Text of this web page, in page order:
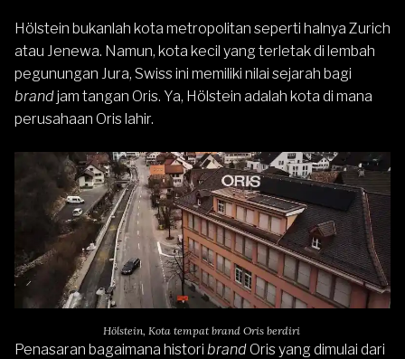
Hölstein bukanlah kota metropolitan seperti halnya Zurich
atau Jenewa. Namun, kota kecil yang terletak di lembah
pegunungan Jura, Swiss ini memiliki nilai sejarah bagi
brandjam tangan Oris. Ya, Hölstein adalah kota di mana
perusahaan Oris lahir.
Hölstein, Kota tempat brand Oris berdiri
Penasaran bagaimana histori brandOrisyang dimulai dari